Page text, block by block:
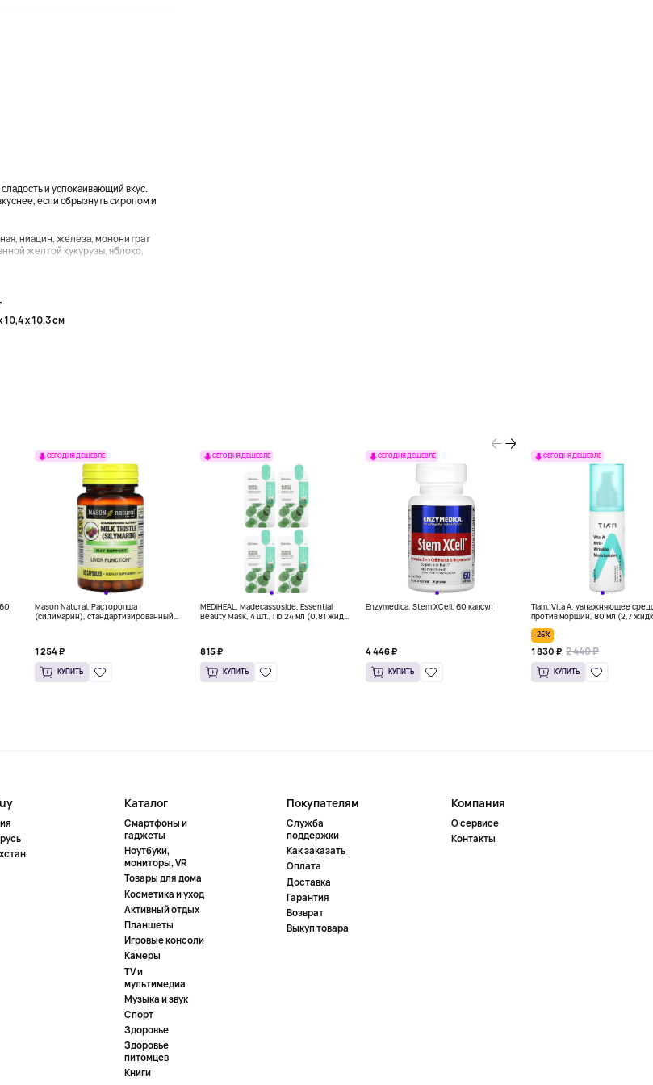
и успокаивающий вкус.
если сбрызнуть сиропом и
ниацин, железа, мононитрат
желтой кукурузы, яблоко,
10,4 x 10,3 см
СЕГОДНЯ ДЕШЕВЛЕ
Mason Natural, Расторопша
(силимарин), стандартизированный
1 254 ₽
КУПИТЬ
СЕГОДНЯ ДЕШЕВЛЕ
MEDIHEAL, Madecassoside, Essential
Beauty Mask, 4 шт., По 24 мл (0,81 жидк.
815 ₽
КУПИТЬ
СЕГОДНЯ ДЕШЕВЛЕ
Enzymedica, Stem XCell, 60 капсул
4 446 ₽
КУПИТЬ
СЕГОДНЯ ДЕШЕВЛЕ
Tiam, Vita A, увлажняющее
против морщин, 80 мл (2,7
-25%
1 830 ₽ 2 440 ₽
КУПИТЬ
Каталог
Смартфоны и
гаджеты
Ноутбуки,
мониторы, VR
Товары для дома
Косметика и уход
Активный отдых
Планшеты
Игровые консоли
Камеры
TV и
мультимедиа
Музыка и звук
Спорт
Здоровье
Здоровье
питомцев
Книги
Покупателям
Служба
поддержки
Как заказать
Оплата
Доставка
Гарантия
Возврат
Выкуп товара
Компания
О сервисе
Контакты